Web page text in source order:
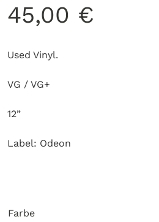
45,00 €
Used Vinyl.
VG / VG+
12”
Label: Odeon
Farbe